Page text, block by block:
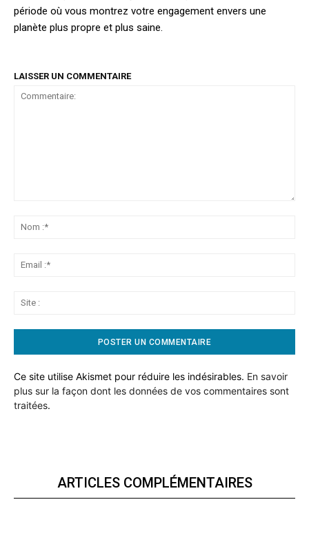
période où vous montrez votre engagement envers une
planète plus propre et plus saine.
LAISSER UN COMMENTAIRE
Ce site utilise Akismet pour réduire les indésirables. En savoir
plus sur la façon dont les données de vos commentaires sont
traitées.
ARTICLES COMPLÉMENTAIRES